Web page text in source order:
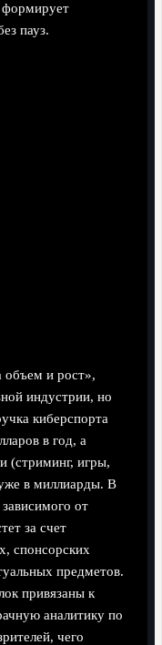
формирует
пауз.
объем и рост»,
индустрии, но
киберспорта
в год, а
(стриминг, игры,
в миллиарды. В
от
за счет
спонсорских
предметов.
привязаны к
аналитику по
чего